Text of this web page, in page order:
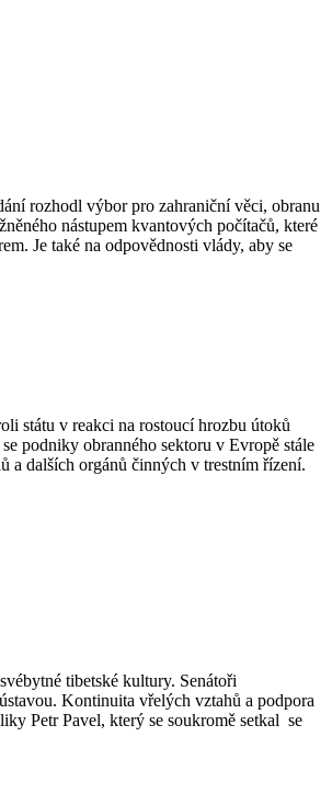
rozhodl výbor pro zahraniční věci, obranu
nástupem kvantových počítačů, které
Je také na odpovědnosti vlády, aby se
státu v reakci na rostoucí hrozbu útoků
podniky obranného sektoru v Evropě stále
a dalších orgánů činných v trestním řízení.
tibetské kultury. Senátoři
Kontinuita vřelých vztahů a podpora
Petr Pavel, který se soukromě setkal se